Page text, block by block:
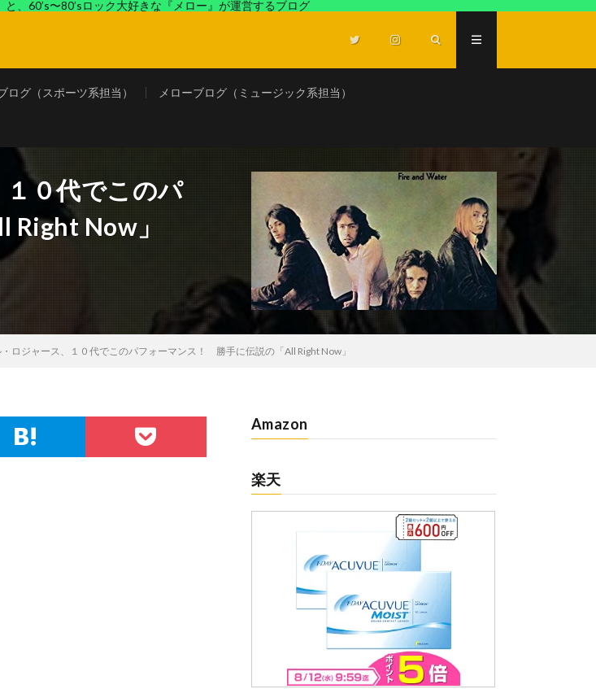
、60’s〜80’sロック大好きな『メロー』が運営するブログ
ログ（スポーツ系担当） メローブログ（ミュージック系担当）
０代でこのパ
Now」
・ロジャース、１０代でこのパフォーマンス！ 勝手に伝説の「All Right Now」
Amazon
楽天